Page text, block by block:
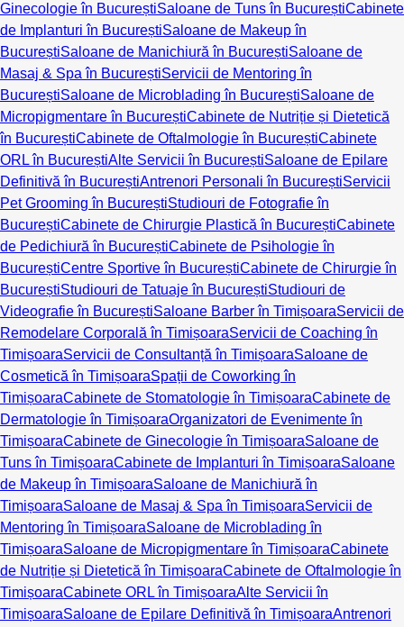
Ginecologie în BucureștiSaloane de Tuns în BucureștiCabinete
de Implanturi în BucureștiSaloane de Makeup în
BucureștiSaloane de Manichiură în BucureștiSaloane de
Masaj & Spa în BucureștiServicii de Mentoring în
BucureștiSaloane de Microblading în BucureștiSaloane de
Micropigmentare în BucureștiCabinete de Nutriție și Dietetică
în BucureștiCabinete de Oftalmologie în BucureștiCabinete
ORL în BucureștiAlte Servicii în BucureștiSaloane de Epilare
Definitivă în BucureștiAntrenori Personali în BucureștiServicii
Pet Grooming în BucureștiStudiouri de Fotografie în
BucureștiCabinete de Chirurgie Plastică în BucureștiCabinete
de Pedichiură în BucureștiCabinete de Psihologie în
BucureștiCentre Sportive în BucureștiCabinete de Chirurgie în
BucureștiStudiouri de Tatuaje în BucureștiStudiouri de
Videografie în BucureștiSaloane Barber în TimișoaraServicii de
Remodelare Corporală în TimișoaraServicii de Coaching în
TimișoaraServicii de Consultanță în TimișoaraSaloane de
Cosmetică în TimișoaraSpații de Coworking în
TimișoaraCabinete de Stomatologie în TimișoaraCabinete de
Dermatologie în TimișoaraOrganizatori de Evenimente în
TimișoaraCabinete de Ginecologie în TimișoaraSaloane de
Tuns în TimișoaraCabinete de Implanturi în TimișoaraSaloane
de Makeup în TimișoaraSaloane de Manichiură în
TimișoaraSaloane de Masaj & Spa în TimișoaraServicii de
Mentoring în TimișoaraSaloane de Microblading în
TimișoaraSaloane de Micropigmentare în TimișoaraCabinete
de Nutriție și Dietetică în TimișoaraCabinete de Oftalmologie în
TimișoaraCabinete ORL în TimișoaraAlte Servicii în
TimișoaraSaloane de Epilare Definitivă în TimișoaraAntrenori